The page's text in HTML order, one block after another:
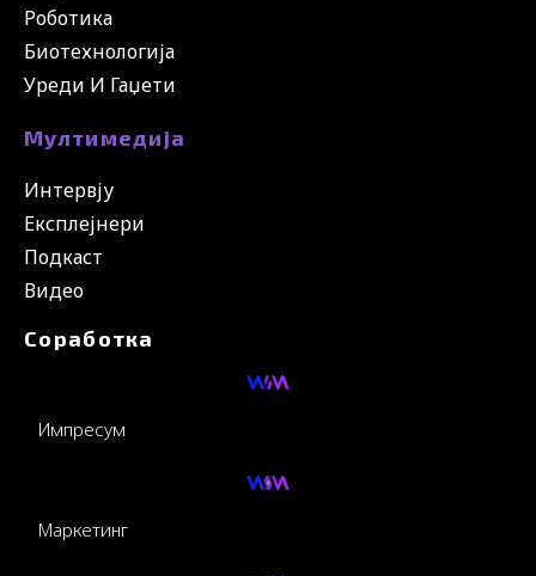
Роботика
Биотехнологија
Уреди И Гаџети
Мултимедија
Интервју
Експлејнери
Подкаст
Видео
Соработка
Импресум
Маркетинг